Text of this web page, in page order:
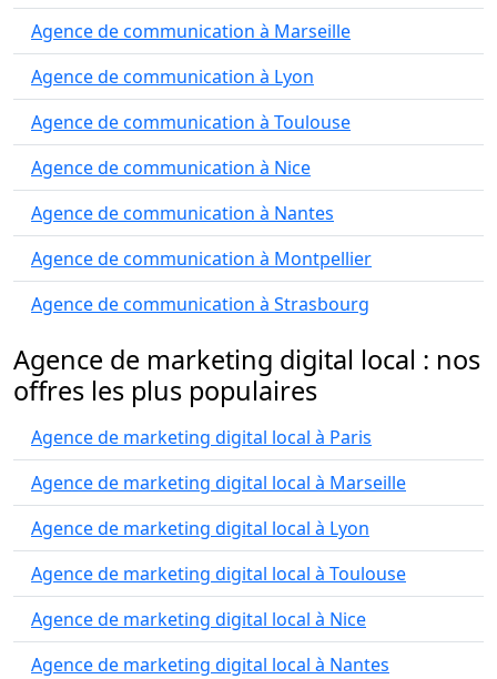
Agence de communication à Marseille
Agence de communication à Lyon
Agence de communication à Toulouse
Agence de communication à Nice
Agence de communication à Nantes
Agence de communication à Montpellier
Agence de communication à Strasbourg
Agence de marketing digital local : nos
offres les plus populaires
Agence de marketing digital local à Paris
Agence de marketing digital local à Marseille
Agence de marketing digital local à Lyon
Agence de marketing digital local à Toulouse
Agence de marketing digital local à Nice
Agence de marketing digital local à Nantes